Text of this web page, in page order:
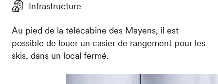
Infrastructure
Au pied de la télécabine des Mayens, il est
possible de louer un casier de rangement pour les
skis, dans un local fermé.